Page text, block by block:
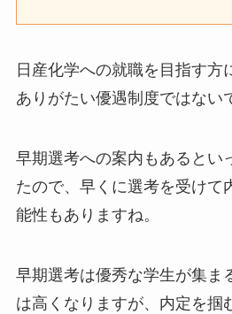
日産化学への就職を目指す方
ありがたい優遇制度ではない
早期選考への案内もあるとい
たので、早くに選考を受けて
能性もありますね。
早期選考は優秀な学生が集ま
は高くなりますが、内定を掴